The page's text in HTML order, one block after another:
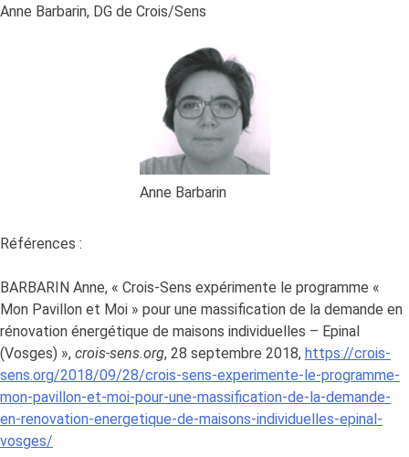
Anne Barbarin, DG de Crois/Sens
Anne Barbarin
Références :
BARBARIN Anne, « Crois-Sens expérimente le programme «
Mon Pavillon et Moi » pour une massification de la demande en
rénovation énergétique de maisons individuelles – Epinal
(Vosges) », crois-sens.org, 28 septembre 2018, https://crois-
sens.org/2018/09/28/crois-sens-experimente-le-programme-
mon-pavillon-et-moi-pour-une-massification-de-la-demande-
en-renovation-energetique-de-maisons-individuelles-epinal-
vosges/